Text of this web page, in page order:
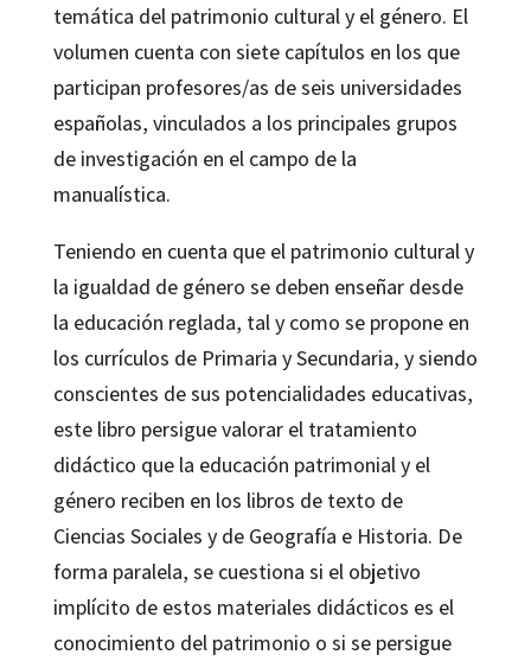
temática del patrimonio cultural y el género. El
volumen cuenta con siete capítulos en los que
participan profesores/as de seis universidades
españolas, vinculados a los principales grupos
de investigación en el campo de la
manualística.
Teniendo en cuenta que el patrimonio cultural y
la igualdad de género se deben enseñar desde
la educación reglada, tal y como se propone en
los currículos de Primaria y Secundaria, y siendo
conscientes de sus potencialidades educativas,
este libro persigue valorar el tratamiento
didáctico que la educación patrimonial y el
género reciben en los libros de texto de
Ciencias Sociales y de Geografía e Historia. De
forma paralela, se cuestiona si el objetivo
implícito de estos materiales didácticos es el
conocimiento del patrimonio o si se persigue